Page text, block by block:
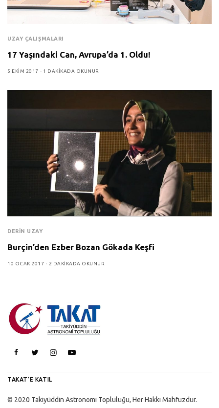
UZAY ÇALIŞMALARI
17 Yaşındaki Can, Avrupa’da 1. Oldu!
5 EKIM 2017 1 DAKIKADA OKUNUR
DERIN UZAY
Burçin’den Ezber Bozan Gökada Keşfi
10 OCAK 2017 2 DAKIKADA OKUNUR
TAKAT’E KATIL
© 2020 Takiyüddin Astronomi Topluluğu, Her Hakkı Mahfuzdur.